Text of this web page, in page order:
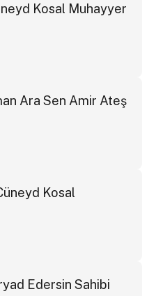
Kosal Muhayyer
Ara Sen Amir Ateş
Kosal
Edersin Sahibi